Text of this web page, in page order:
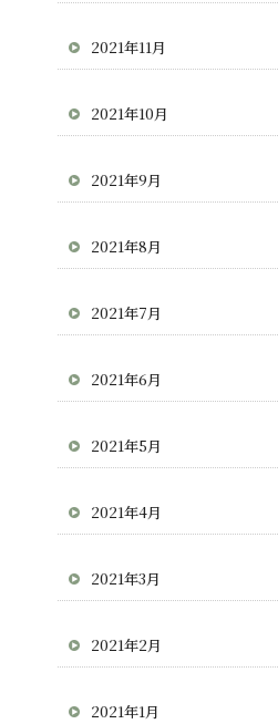
2021年11月
2021年10月
2021年9月
2021年8月
2021年7月
2021年6月
2021年5月
2021年4月
2021年3月
2021年2月
2021年1月